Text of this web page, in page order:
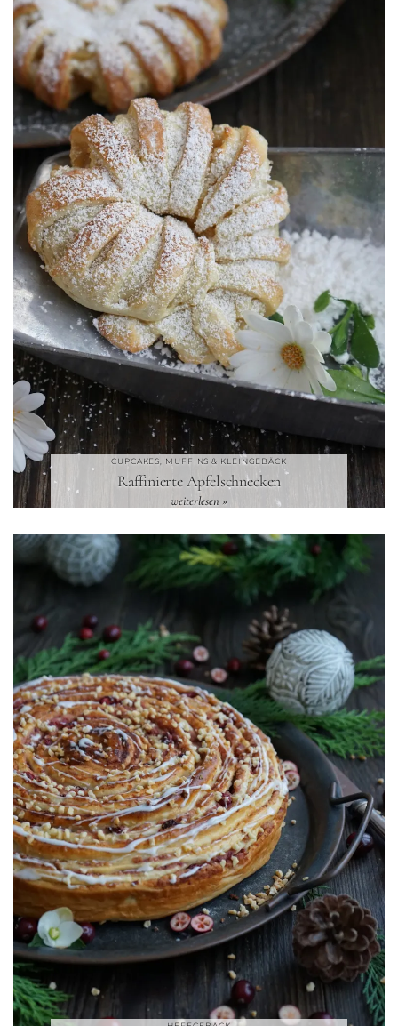
CUPCAKES, MUFFINS & KLEINGEBÄCK
Raffinierte Apfelschnecken
weiterlesen »